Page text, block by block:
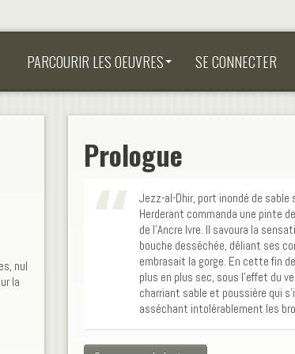
PARCOURIR LES OEUVRES SE CONNECTER
nul
la
Prologue
Jezz-al-Dhir, port inondé de
Herderant commanda une pinte
de l’Ancre Ivre. Il savoura la
bouche desséchée, déliant ses
embrasait la gorge. En cette fin
plus en plus sec, sous l’effet du
charriant sable et poussière qui
asséchant intolérablement les